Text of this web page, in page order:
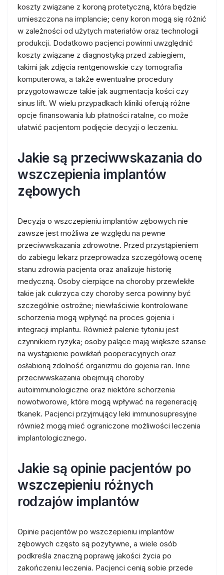
koszty związane z koroną protetyczną, która będzie
umieszczona na implancie; ceny koron mogą się różnić
w zależności od użytych materiałów oraz technologii
produkcji. Dodatkowo pacjenci powinni uwzględnić
koszty związane z diagnostyką przed zabiegiem,
takimi jak zdjęcia rentgenowskie czy tomografia
komputerowa, a także ewentualne procedury
przygotowawcze takie jak augmentacja kości czy
sinus lift. W wielu przypadkach kliniki oferują różne
opcje finansowania lub płatności ratalne, co może
ułatwić pacjentom podjęcie decyzji o leczeniu.
Jakie są przeciwwskazania do
wszczepienia implantów
zębowych
Decyzja o wszczepieniu implantów zębowych nie
zawsze jest możliwa ze względu na pewne
przeciwwskazania zdrowotne. Przed przystąpieniem
do zabiegu lekarz przeprowadza szczegółową ocenę
stanu zdrowia pacjenta oraz analizuje historię
medyczną. Osoby cierpiące na choroby przewlekłe
takie jak cukrzyca czy choroby serca powinny być
szczególnie ostrożne; niewłaściwie kontrolowane
schorzenia mogą wpłynąć na proces gojenia i
integracji implantu. Również palenie tytoniu jest
czynnikiem ryzyka; osoby palące mają większe szanse
na wystąpienie powikłań pooperacyjnych oraz
osłabioną zdolność organizmu do gojenia ran. Inne
przeciwwskazania obejmują choroby
autoimmunologiczne oraz niektóre schorzenia
nowotworowe, które mogą wpływać na regenerację
tkanek. Pacjenci przyjmujący leki immunosupresyjne
również mogą mieć ograniczone możliwości leczenia
implantologicznego.
Jakie są opinie pacjentów po
wszczepieniu różnych
rodzajów implantów
Opinie pacjentów po wszczepieniu implantów
zębowych często są pozytywne, a wiele osób
podkreśla znaczną poprawę jakości życia po
zakończeniu leczenia. Pacjenci cenią sobie przede